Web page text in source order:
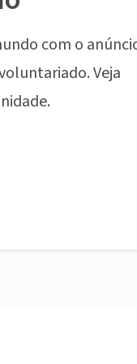
com o
Veja